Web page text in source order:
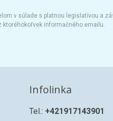
v súlade s platnou legislatívou a
ktoréhokoľvek informačného emailu.
Infolinka
Tel.: +421917143901